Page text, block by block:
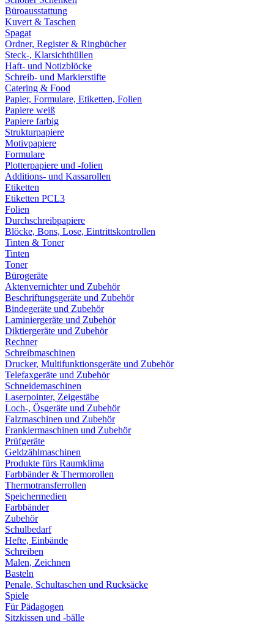
Büroausstattung
Kuvert & Taschen
Spagat
Ordner, Register & Ringbücher
Steck-, Klarsichthüllen
Haft- und Notizblöcke
Schreib- und Markierstifte
Catering & Food
Papier, Formulare, Etiketten, Folien
Papiere weiß
Papiere farbig
Strukturpapiere
Motivpapiere
Formulare
Plotterpapiere und -folien
Additions- und Kassarollen
Etiketten
Etiketten PCL3
Folien
Durchschreibpapiere
Blöcke, Bons, Lose, Eintrittskontrollen
Tinten & Toner
Tinten
Toner
Bürogeräte
Aktenvernichter und Zubehör
Beschriftungsgeräte und Zubehör
Bindegeräte und Zubehör
Laminiergeräte und Zubehör
Diktiergeräte und Zubehör
Rechner
Schreibmaschinen
Drucker, Multifunktionsgeräte und Zubehör
Telefaxgeräte und Zubehör
Schneidemaschinen
Laserpointer, Zeigestäbe
Loch-, Ösgeräte und Zubehör
Falzmaschinen und Zubehör
Frankiermaschinen und Zubehör
Prüfgeräte
Geldzählmaschinen
Produkte fürs Raumklima
Farbbänder & Thermorollen
Thermotransferrollen
Speichermedien
Farbbänder
Zubehör
Schulbedarf
Hefte, Einbände
Schreiben
Malen, Zeichnen
Basteln
Penale, Schultaschen und Rucksäcke
Spiele
Für Pädagogen
Sitzkissen und -bälle